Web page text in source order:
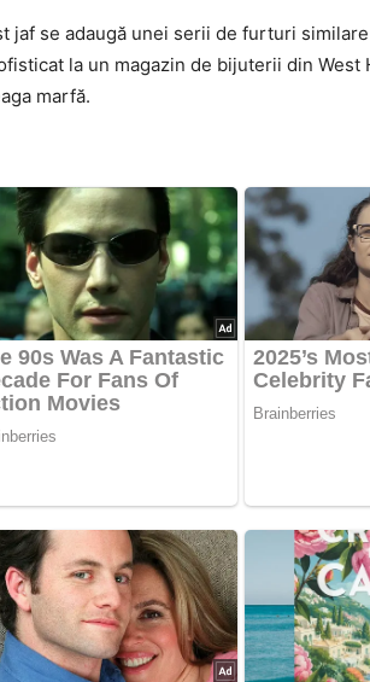
jaf se adaugă unei serii de furturi
la un magazin de bijuterii din
marfă.